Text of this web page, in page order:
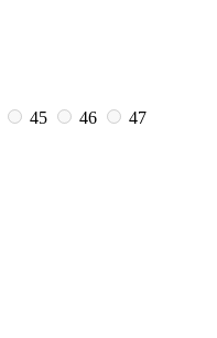
45 46
47